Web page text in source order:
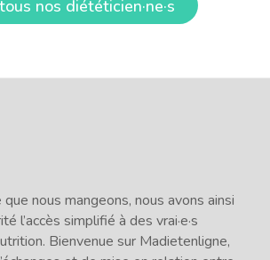
nos diététicien·ne·s
nous mangeons, nous avons ainsi
l’accès simplifié à des vrai·e·s
Bienvenue sur Madietenligne,